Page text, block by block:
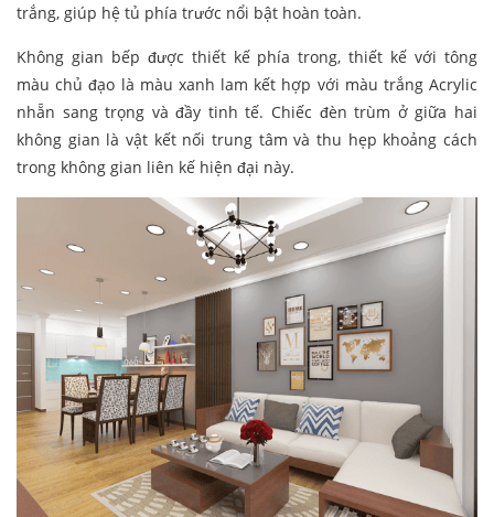
trắng, giúp hệ tủ phía trước nổi bật hoàn toàn.
Không gian bếp được thiết kế phía trong, thiết kế với tông
màu chủ đạo là màu xanh lam kết hợp với màu trắng Acrylic
nhẵn sang trọng và đầy tinh tế. Chiếc đèn trùm ở giữa hai
không gian là vật kết nối trung tâm và thu hẹp khoảng cách
trong không gian liên kế hiện đại này.